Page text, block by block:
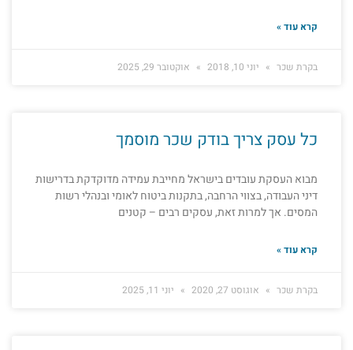
קרא עוד »
בקרת שכר יוני 10, 2018 אוקטובר 29, 2025
כל עסק צריך בודק שכר מוסמך
מבוא העסקת עובדים בישראל מחייבת עמידה מדוקדקת בדרישות
דיני העבודה, בצווי הרחבה, בתקנות ביטוח לאומי ובנהלי רשות
המסים. אך למרות זאת, עסקים רבים – קטנים
קרא עוד »
בקרת שכר אוגוסט 27, 2020 יוני 11, 2025